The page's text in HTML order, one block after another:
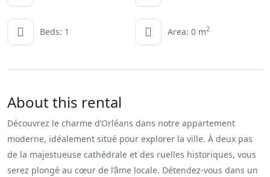
Beds: 1 Area: 0 m2
About this rental
Découvrez le charme d’Orléans dans notre appartement
moderne, idéalement situé pour explorer la ville. À deux pas
de la majestueuse cathédrale et des ruelles historiques, vous
serez plongé au cœur de l’âme locale. Détendez-vous dans un